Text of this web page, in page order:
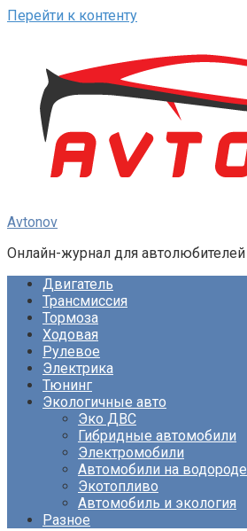
Перейти к контенту
Avtonov
Онлайн-журнал для автолюбителей
Двигатель
Трансмиссия
Тормоза
Ходовая
Рулевое
Электрика
Тюнинг
Экологичные авто
Эко ДВС
Гибридные автомобили
Электромобили
Автомобили на водороде
Экотопливо
Автомобиль и экология
Разное